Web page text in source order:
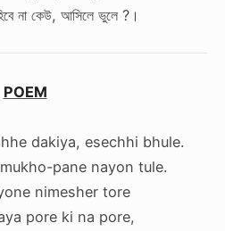
না কেউ, আসিলে ভুলে ?।
POEM
dakiya, esechhi bhule.
pane nayon tule.
nimesher tore
pore ki na pore,